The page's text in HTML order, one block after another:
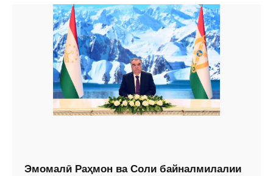
Эмомалӣ Раҳмон ва Соли байналмилалии